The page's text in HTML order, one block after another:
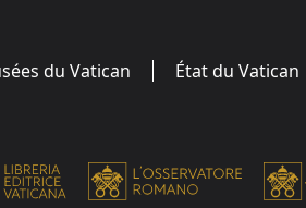
du Vatican
État du Vatican